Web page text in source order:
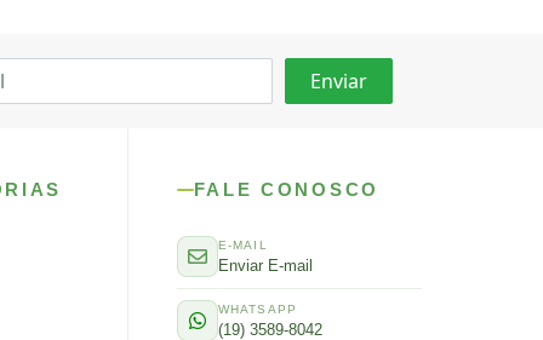
FALE CONOSCO
E-MAIL
Enviar E-mail
WHATSAPP
(19) 3589-8042